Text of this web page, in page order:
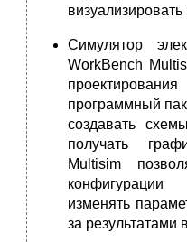
Симулятор
WorkBench
программный
создавать
получать
Multisim
изменять
за результатами